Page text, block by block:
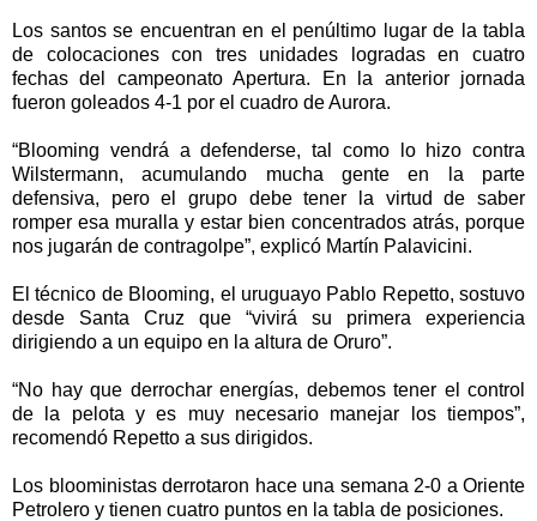
Los santos se encuentran en el penúltimo lugar de la tabla
de colocaciones con tres unidades logradas en cuatro
fechas del campeonato Apertura. En la anterior jornada
fueron goleados 4-1 por el cuadro de Aurora.
“Blooming vendrá a defenderse, tal como lo hizo contra
Wilstermann, acumulando mucha gente en la parte
defensiva, pero el grupo debe tener la virtud de saber
romper esa muralla y estar bien concentrados atrás, porque
nos jugarán de contragolpe”, explicó Martín Palavicini.
El técnico de Blooming, el uruguayo Pablo Repetto, sostuvo
desde Santa Cruz que “vivirá su primera experiencia
dirigiendo a un equipo en la altura de Oruro”.
“No hay que derrochar energías, debemos tener el control
de la pelota y es muy necesario manejar los tiempos”,
recomendó Repetto a sus dirigidos.
Los blooministas derrotaron hace una semana 2-0 a Oriente
Petrolero y tienen cuatro puntos en la tabla de posiciones.